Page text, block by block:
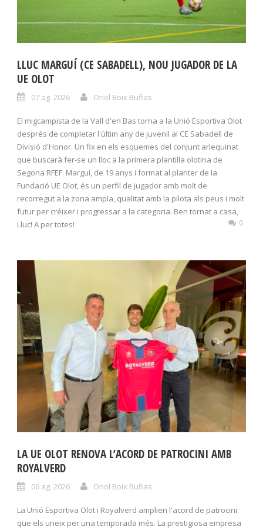
LLUC MARGUÍ (CE SABADELL), NOU JUGADOR DE LA
UE OLOT
07 ag. 2026 Oriol Boix Bufias
El migcampista de la Vall d'en Bas torna a la Unió Esportiva Olot
després de completar l'últim any de juvenil al CE Sabadell de
Divisió d'Honor. Un fix en els esquemes del conjunt arlequinat
que buscarà fer-se un lloc a la primera plantilla olotina de
Segona RFEF. Marguí, de 19 anys i format al planter de la
Fundació UE Olot, és un perfil de jugador amb molt de
recorregut a la zona ampla, qualitat amb la pilota als peus i molt
futur per créixer i progressar a la categoria. Ben tornat a casa,
Lluc! A per totes!
0
LA UE OLOT RENOVA L’ACORD DE PATROCINI AMB
ROYALVERD
06 ag. 2026 Oriol Boix Bufias
La Unió Esportiva Olot i Royalverd amplien l'acord de patrocini
que els uneix per una temporada més. La prestigiosa empresa